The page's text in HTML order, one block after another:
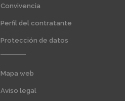
Convivencia
Perfil del contratante
Protección de datos
Mapa web
Aviso legal